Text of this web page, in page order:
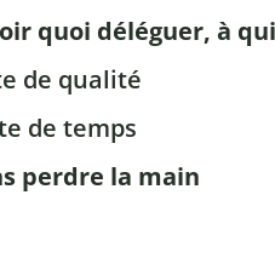
quoi déléguer, à
de qualité
de temps
perdre la main